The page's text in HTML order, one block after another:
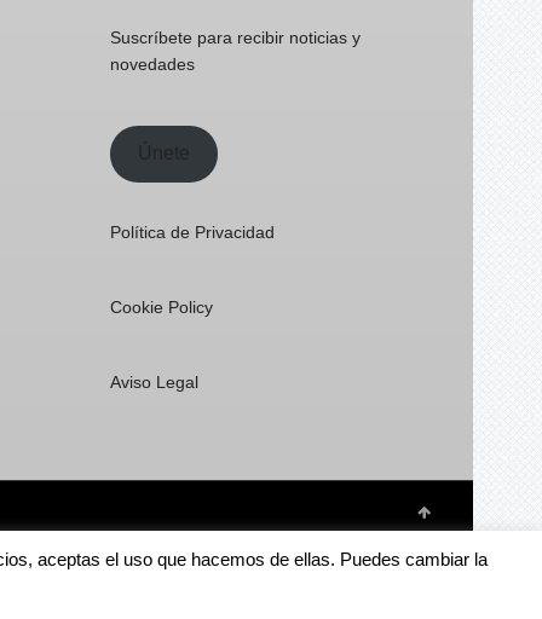
Suscríbete para recibir noticias y
novedades
Únete
Política de Privacidad
Cookie Policy
Aviso Legal
aceptas el uso que hacemos de ellas. Puedes cambiar la